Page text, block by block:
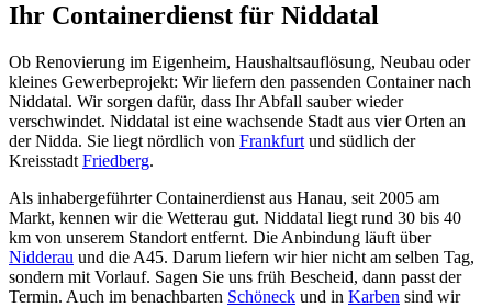
Ihr Containerdienst für Niddatal
Ob Renovierung im Eigenheim, Haushaltsauflösung, Neubau oder
kleines Gewerbeprojekt: Wir liefern den passenden Container nach
Niddatal. Wir sorgen dafür, dass Ihr Abfall sauber wieder
verschwindet. Niddatal ist eine wachsende Stadt aus vier Orten an
der Nidda. Sie liegt nördlich von Frankfurt und südlich der
Kreisstadt Friedberg.
Als inhabergeführter Containerdienst aus Hanau, seit 2005 am
Markt, kennen wir die Wetterau gut. Niddatal liegt rund 30 bis 40
km von unserem Standort entfernt. Die Anbindung läuft über
Nidderau und die A45. Darum liefern wir hier nicht am selben Tag,
sondern mit Vorlauf. Sagen Sie uns früh Bescheid, dann passt der
Termin. Auch im benachbarten Schöneck und in Karben sind wir